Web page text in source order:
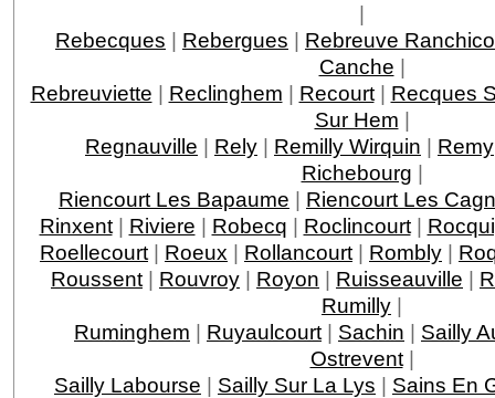
|
Rebecques | Rebergues | Rebreuve
Canche |
Rebreuviette | Reclinghem | Recourt| Recques
Sur Hem |
Regnauville | Rely | Remilly Wirquin | Remy
Richebourg |
Riencourt Les Bapaume | Riencourt Les
Rinxent| Riviere | Robecq | Roclincourt|
Roellecourt | Roeux | Rollancourt | Rombly |
Roussent | Rouvroy | Royon | Ruisseauville |
Rumilly |
Ruminghem | Ruyaulcourt | Sachin | Sailly
Ostrevent|
Sailly Labourse | Sailly Sur La Lys | Sains En